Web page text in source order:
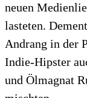
neuen
lasteten.
Andrang in der
Indie-Hipster
und Ölmagnat